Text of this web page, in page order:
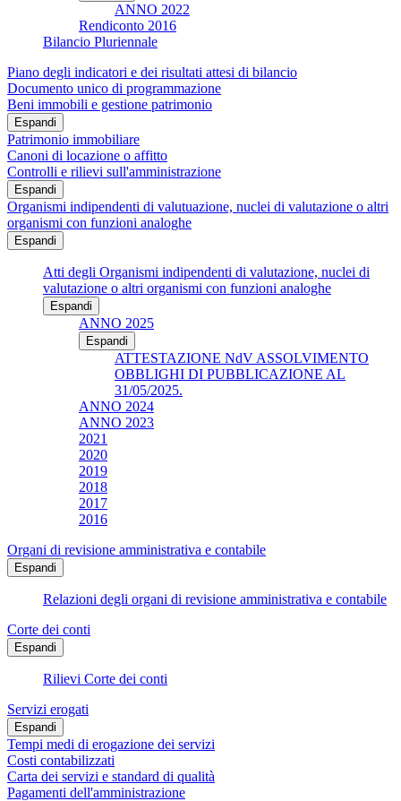
ANNO 2022
Rendiconto 2016
Bilancio Pluriennale
Piano degli indicatori e dei risultati attesi di bilancio
Documento unico di programmazione
Beni immobili e gestione patrimonio
Espandi
Patrimonio immobiliare
Canoni di locazione o affitto
Controlli e rilievi sull'amministrazione
Espandi
Organismi indipendenti di valutuazione, nuclei di valutazione o altri
organismi con funzioni analoghe
Espandi
Atti degli Organismi indipendenti di valutazione, nuclei di
valutazione o altri organismi con funzioni analoghe
Espandi
ANNO 2025
Espandi
ATTESTAZIONE NdV ASSOLVIMENTO
OBBLIGHI DI PUBBLICAZIONE AL
31/05/2025.
ANNO 2024
ANNO 2023
2021
2020
2019
2018
2017
2016
Organi di revisione amministrativa e contabile
Espandi
Relazioni degli organi di revisione amministrativa e contabile
Corte dei conti
Espandi
Rilievi Corte dei conti
Servizi erogati
Espandi
Tempi medi di erogazione dei servizi
Costi contabilizzati
Carta dei servizi e standard di qualità
Pagamenti dell'amministrazione